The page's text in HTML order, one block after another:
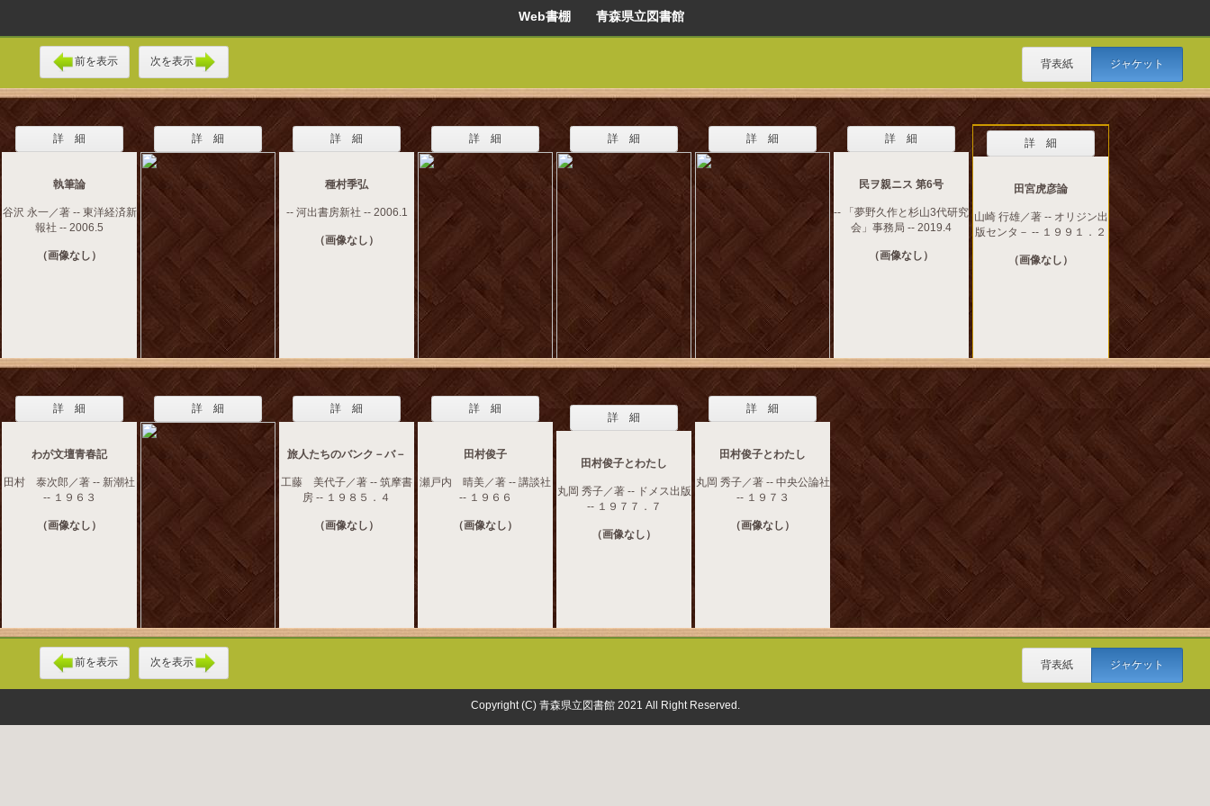
Web書棚 青森県立図書館
前を表示 次を表示 背表紙 ジャケット
詳 細
執筆論
谷沢 永一／著 -- 東洋経済新
報社 -- 2006.5
（画像なし）
詳 細 詳 細
種村季弘
-- 河出書房新社 -- 2006.1
（画像なし）
詳 細 詳 細 詳 細 詳 細
民ヲ親ニス 第6号
-- 「夢野久作と杉山3代研究
会」事務局 -- 2019.4
（画像なし）
詳 細
田宮虎彦論
山崎 行雄／著 -- オリジン出
版センタ－ -- １９９１．２
（画像なし）
詳 細
わが文壇青春記
田村 泰次郎／著 -- 新潮社
-- １９６３
（画像なし）
詳 細 詳 細
旅人たちのバンク－バ－
工藤 美代子／著 -- 筑摩書
房 -- １９８５．４
（画像なし）
詳 細
田村俊子
瀬戸内 晴美／著 -- 講談社
-- １９６６
（画像なし）
詳 細
田村俊子とわたし
丸岡 秀子／著 -- ドメス出版
-- １９７７．７
（画像なし）
詳 細
田村俊子とわたし
丸岡 秀子／著 -- 中央公論社
-- １９７３
（画像なし）
前を表示 次を表示 背表紙 ジャケット
Copyright (C) 青森県立図書館 2021 All Right Reserved.